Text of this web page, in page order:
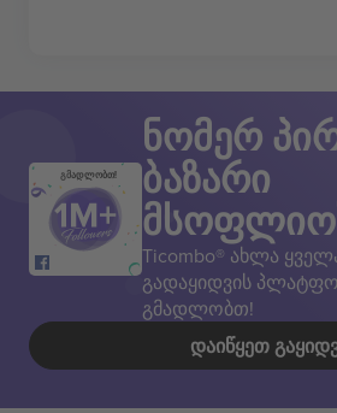
გმადლობთ!
ნომერ
ბაზარი
Ticombo® ახლა
გადაყიდვის
გმადლობთ!
ᲓᲐᲘᲬᲧᲔᲗ